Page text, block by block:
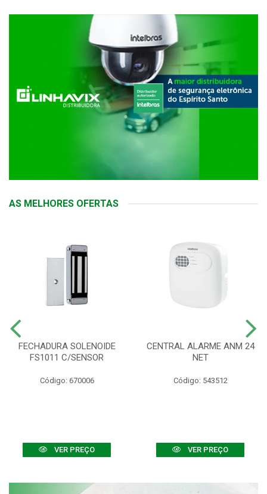
AS MELHORES OFERTAS
FECHADURA SOLENOIDE
FS1011 C/SENSOR
Código: 670006
VER PREÇO
CENTRAL ALARME ANM 24
NET
Código: 543512
VER PREÇO